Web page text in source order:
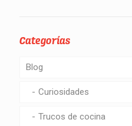
Categorías
Blog
Curiosidades
Trucos de cocina